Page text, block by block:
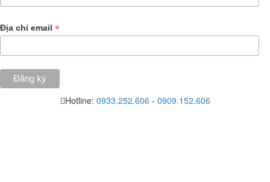
Địa chỉ email *
Hotline: 0933.252.606 - 0909.152.606